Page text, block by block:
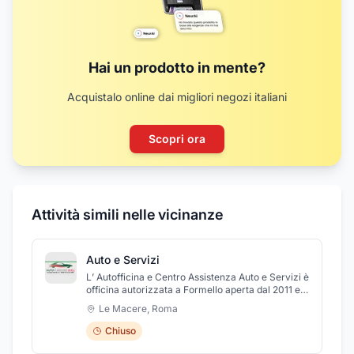
Hai un prodotto in mente?
Acquistalo online dai migliori negozi italiani
Scopri ora
Attività simili nelle vicinanze
Auto e Servizi
L’ Autofficina e Centro Assistenza Auto e Servizi è
officina autorizzata a Formello aperta dal 2011 e
specializzata nella riparazione e manutenzione di
auto, van, furgoni. Cresciuta grazie all'ottima
professionalità e competenza del proprio
personale, offre un servizio a prezzi umani e
Le Macere, Roma
Chiuso